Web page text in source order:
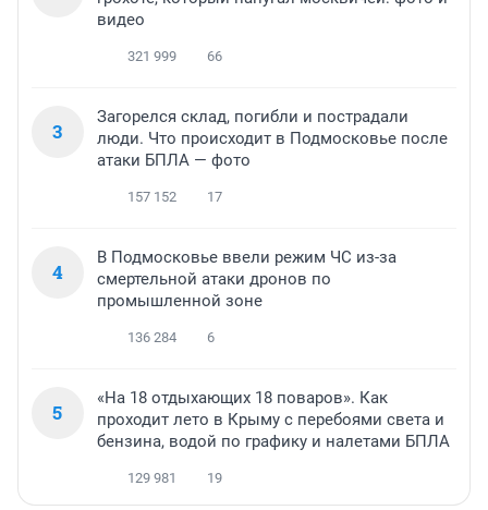
видео
321 999 66
3
Загорелся склад, погибли и пострадали
люди. Что происходит в Подмосковье после
атаки БПЛА — фото
157 152 17
4
В Подмосковье ввели режим ЧС из-за
смертельной атаки дронов по
промышленной зоне
136 284 6
5
«На 18 отдыхающих 18 поваров». Как
проходит лето в Крыму с перебоями света и
бензина, водой по графику и налетами БПЛА
129 981 19